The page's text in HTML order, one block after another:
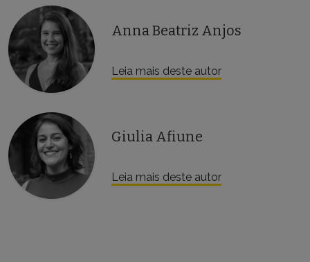
Anna Beatriz Anjos
Leia mais deste autor
Giulia Afiune
Leia mais deste autor